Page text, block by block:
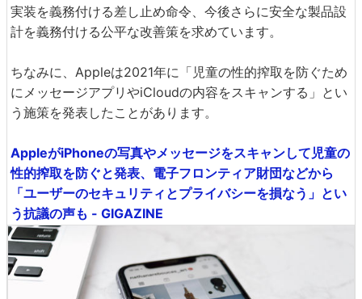
実装を義務付ける差し止め命令、今後さらに安全な製品設
計を義務付ける公平な改善策を求めています。
ちなみに、Appleは2021年に「児童の性的搾取を防ぐため
にメッセージアプリやiCloudの内容をスキャンする」とい
う施策を発表したことがあります。
AppleがiPhoneの写真やメッセージをスキャンして児童の
性的搾取を防ぐと発表、電子フロンティア財団などから
「ユーザーのセキュリティとプライバシーを損なう」とい
う抗議の声も - GIGAZINE